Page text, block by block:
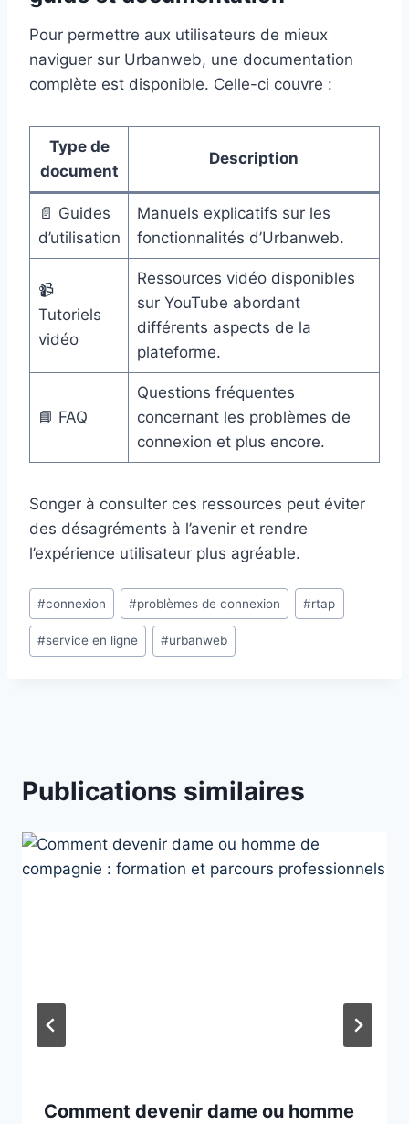
Pour permettre aux utilisateurs de mieux
naviguer sur Urbanweb, une documentation
complète est disponible. Celle-ci couvre :
Type de
document
Description
📄 Guides
d’utilisation
Manuels explicatifs sur les
fonctionnalités d’Urbanweb.
📹
Tutoriels
vidéo
Ressources vidéo disponibles
sur YouTube abordant
différents aspects de la
plateforme.
📘 FAQ
Questions fréquentes
concernant les problèmes de
connexion et plus encore.
Songer à consulter ces ressources peut éviter
des désagréments à l’avenir et rendre
l’expérience utilisateur plus agréable.
Étiquettes
de
la
#connexion #problèmes de connexion #rtap
#service en ligne #urbanweb
Publications similaires
Comment devenir dame ou homme